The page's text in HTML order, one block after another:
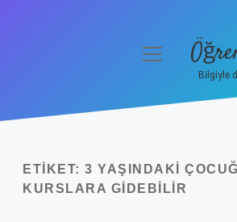
Yasal Uyarı
menüyü
Bilgiyle
ETIKET: 3 YAŞINDAKI
KURSLARA GIDEBILIR